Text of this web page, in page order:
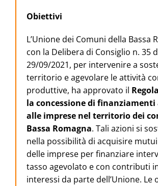
Obiettivi
L’Unione dei Comuni della Bassa
con la Delibera di Consiglio n. 35
29/09/2021, per intervenire a
territorio e agevolare le attività
produttive, ha approvato il
la concessione di finanziamenti
alle imprese nel territorio dei
Bassa Romagna. Tali azioni si
nella possibilità di acquisire
delle imprese per finanziare
tasso agevolato e con contributi
interessi da parte dell’Unione. Le